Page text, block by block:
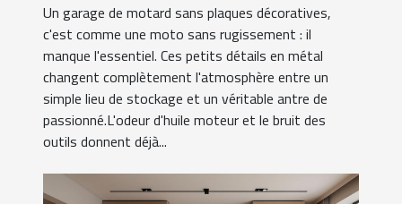
Un garage de motard sans plaques décoratives,
c'est comme une moto sans rugissement : il
manque l'essentiel. Ces petits détails en métal
changent complètement l'atmosphère entre un
simple lieu de stockage et un véritable antre de
passionné.L'odeur d'huile moteur et le bruit des
outils donnent déjà...